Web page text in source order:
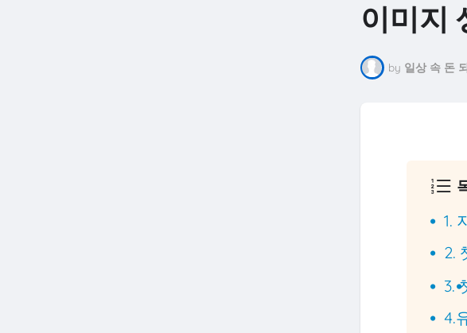
이미지
by 일상 속 돈
1.
2.
3.
4.